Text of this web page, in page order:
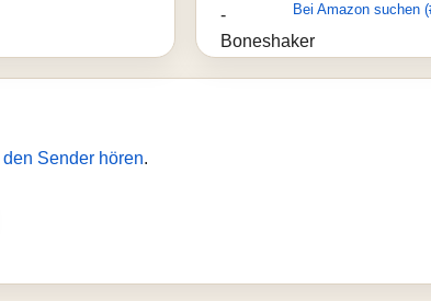
Bei Amazon suchen
den Sender hören.